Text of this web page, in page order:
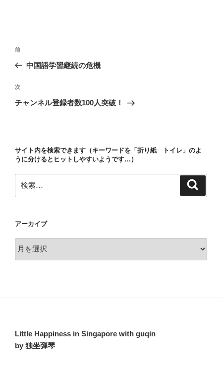
投
ビ
ゲ
ン
前
の
稿
前
中国語学習継続の危機
次
の
次
チャンネル登録者数100人突破！
サイト内を検索できます（キーワードを「折り紙 トイレ」のよ
うに分けるとヒットしやすいようです…）
索:
アーカイブ
ー
Little Happiness in Singapore with guqin
by 独坐弾琴